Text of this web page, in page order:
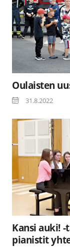
Oulaisten
31.8.2022
Kansi auki!
pianistit